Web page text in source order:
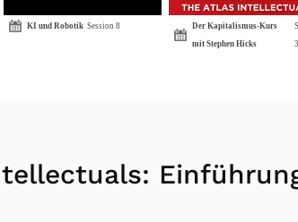
KI und Robotik Session 8
Der Kapitalismus-Kurs
mit Stephen Hicks
3